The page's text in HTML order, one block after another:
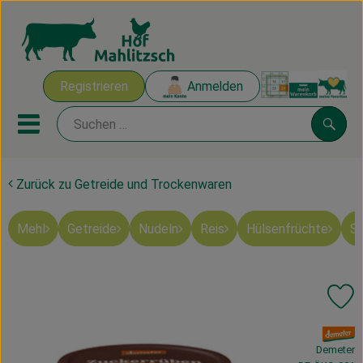
Registrieren Anmelden
Mobiles Menu öffnen oder
Ökokisten
Mahlitzscher Produkte
Obst & Gemüse
Zurück zu Getreide und Trockenwaren
Mehl Getreide Nudeln Reis Hülsenfrüchte
, Verband:
Demeter